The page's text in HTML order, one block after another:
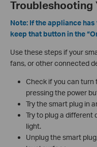
Troubleshooting
Note: If the appliance
keep that button in the
Use these steps if your
fans, or other connected
Check if you can turn
pressing the power
Try the smart plug in
Try to plug a different
light.
Unplug the smart